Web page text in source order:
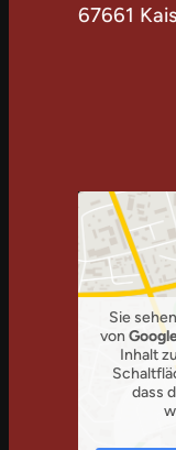
67661
Sie
von
Inhalt
dass